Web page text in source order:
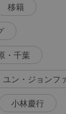
移籍
・千葉
ユン・ジョンフ
小林慶行